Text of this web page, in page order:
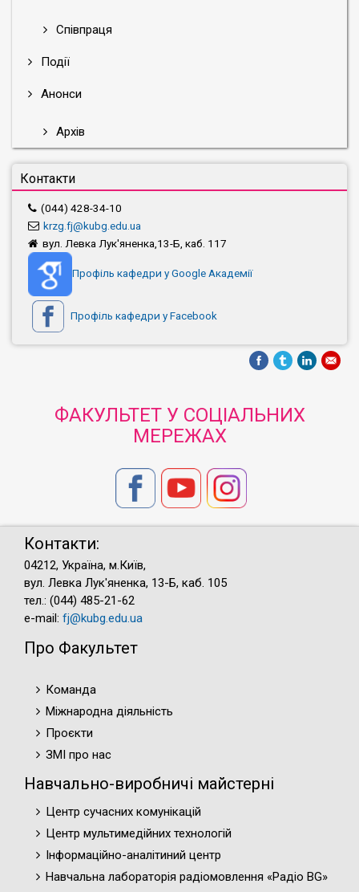
Співпраця
Події
Анонси
Архів
Контакти
(044) 428-34-10
krzg.fj@kubg.edu.ua
вул. Левка Лук'яненка,13-Б, каб. 117
Профіль кафедри у Google Академії
Профіль кафедри у Facebook
ФАКУЛЬТЕТ У СОЦІАЛЬНИХ
МЕРЕЖАХ
Контакти:
04212, Україна, м.Київ,
вул. Левка Лук'яненка, 13-Б, каб. 105
тел.: (044) 485-21-62
e-mail: fj@kubg.edu.ua
Про Факультет
Команда
Міжнародна діяльність
Проєкти
ЗМІ про нас
Навчально-виробничі майстерні
Центр сучасних комунікацій
Центр мультимедійних технологій
Інформаційно-аналітиний центр
Навчальна лабораторія радіомовлення «Радіо BG»